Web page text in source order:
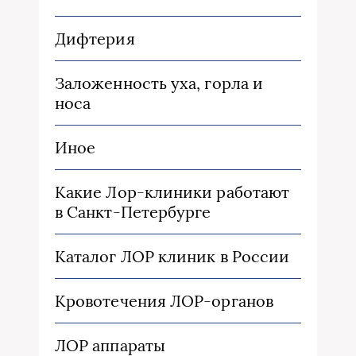
Дифтерия
Заложенность уха, горла и
носа
Иное
Какие Лор-клиники работают
в Санкт-Петербурге
Каталог ЛОР клиник в России
Кровотечения ЛОР-органов
ЛОР аппараты